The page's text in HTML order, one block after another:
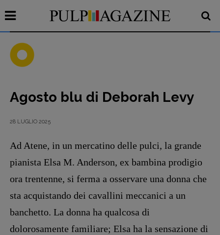
Recensioni
Primo Piano
RUBRICHE
Archeologie del
presente
Fumetti
Libro & Film
Pulp for kids
Opera prima
Agosto blu di Deborah Levy
28 LUGLIO 2025
Ad Atene, in un mercatino delle pulci, la grande
pianista Elsa M. Anderson, ex bambina prodigio
ora trentenne, si ferma a osservare una donna che
sta acquistando dei cavallini meccanici a un
banchetto. La donna ha qualcosa di
dolorosamente familiare; Elsa ha la sensazione di